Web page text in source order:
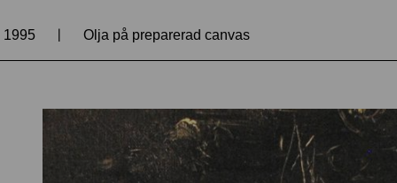
1995 Olja på preparerad canvas